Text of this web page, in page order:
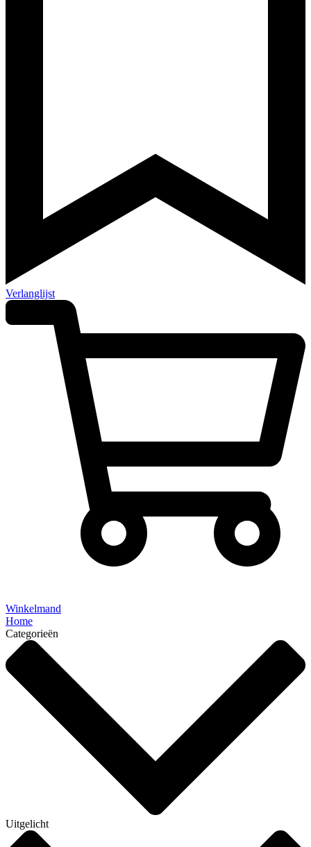
Verlanglijst
Winkelmand
Home
Categorieën
Uitgelicht